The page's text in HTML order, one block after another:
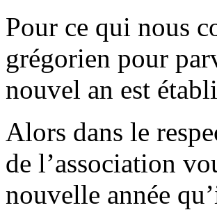
Pour ce qui nous
grégorien pour
nouvel an est
Alors dans le
de l’association
nouvelle année